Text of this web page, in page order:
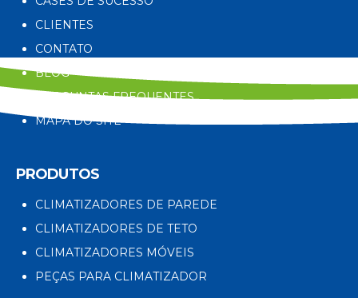
CLIENTES
CONTATO
BLOG
PERGUNTAS FREQUENTES
MAPA DO SITE
PRODUTOS
CLIMATIZADORES DE PAREDE
CLIMATIZADORES DE TETO
CLIMATIZADORES MÓVEIS
PEÇAS PARA CLIMATIZADOR